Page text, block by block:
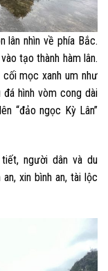
lân nhìn về phía Bắc.
tạo thành hàm lân.
cối mọc xanh um như
hình vòm cong dài
“đảo ngọc Kỳ Lân”
người dân và du
xin bình an, tài lộc